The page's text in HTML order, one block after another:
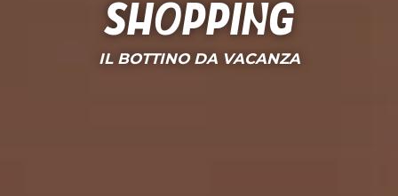
Shopping
IL BOTTINO DA VACANZA